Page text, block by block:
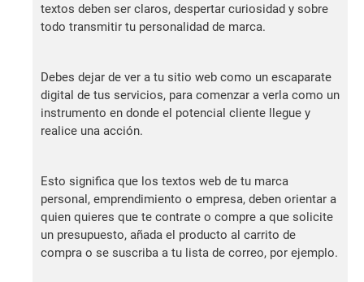
textos deben ser claros, despertar curiosidad y sobre
todo transmitir tu personalidad de marca.
Debes dejar de ver a tu sitio web como un escaparate
digital de tus servicios, para comenzar a verla como un
instrumento en donde el potencial cliente llegue y
realice una acción.
Esto significa que los textos web de tu marca
personal, emprendimiento o empresa, deben orientar a
quien quieres que te contrate o compre a que solicite
un presupuesto, añada el producto al carrito de
compra o se suscriba a tu lista de correo, por ejemplo.